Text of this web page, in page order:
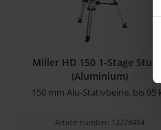
Miller HD 150 1-Stage Studio
(Aluminium)
150 mm Alu-Stativbeine, bis 95
Article number: 12278454